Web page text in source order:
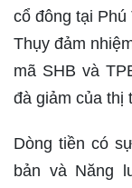
cổ đông tại
Thụy đảm
mã SHB và
đà giảm của thị
Dòng tiền có
bản và Năng